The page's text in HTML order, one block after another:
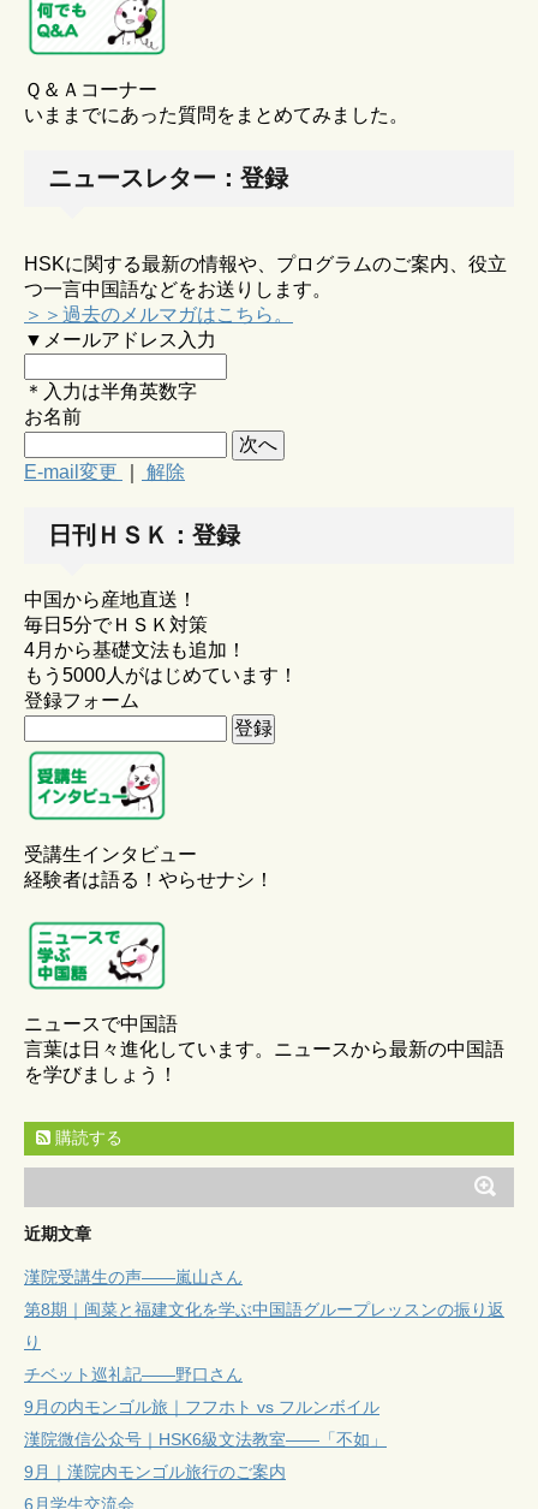
Ｑ＆Ａコーナー
いままでにあった質問をまとめてみました。
ニュースレター：登録
HSKに関する最新の情報や、プログラムのご案内、役立
つ一言中国語などをお送りします。
＞＞過去のメルマガはこちら。
▼メールアドレス入力
＊入力は半角英数字
お名前
E-mail変更 解除
日刊ＨＳＫ：登録
中国から産地直送！
毎日5分でＨＳＫ対策
4月から基礎文法も追加！
もう5000人がはじめています！
登録フォーム
受講生インタビュー
経験者は語る！やらせナシ！
ニュースで中国語
言葉は日々進化しています。ニュースから最新の中国語
を学びましょう！
購読する
近期文章
漢院受講生の声——嵐山さん
第8期｜闽菜と福建文化を学ぶ中国語グループレッスンの振り返
り
チベット巡礼記——野口さん
9月の内モンゴル旅｜フフホト vs フルンボイル
漢院微信公众号｜HSK6級文法教室——「不如」
9月｜漢院内モンゴル旅行のご案内
6月学生交流会